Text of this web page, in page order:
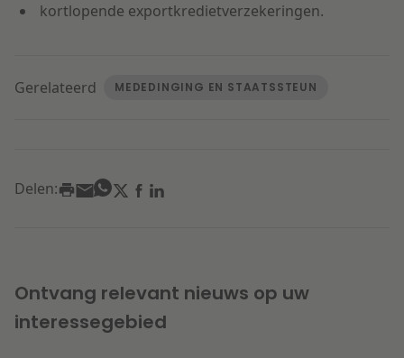
kortlopende exportkredietverzekeringen.
Gerelateerd MEDEDINGING EN STAATSSTEUN
Delen:
Ontvang relevant nieuws op uw
interessegebied